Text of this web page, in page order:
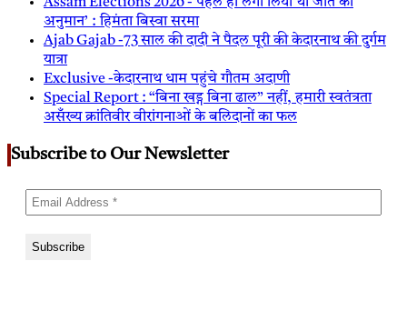
अनुमान’ : हिमंता बिस्वा सरमा
Ajab Gajab -73 साल की दादी ने पैदल पूरी की केदारनाथ की दुर्गम
यात्रा
Exclusive -केदारनाथ धाम पहुंचे गौतम अदाणी
Special Report : “बिना खड्ग बिना ढाल” नहीं, हमारी स्वतंत्रता
असँख्य क्रांतिवीर वीरांगनाओं के बलिदानों का फल
Subscribe to Our Newsletter